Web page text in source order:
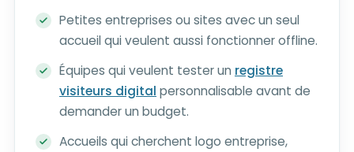
Petites entreprises ou sites avec un seul
accueil qui veulent aussi fonctionner offline.
Équipes qui veulent tester un registre
visiteurs digital personnalisable avant de
demander un budget.
Accueils qui cherchent logo entreprise,